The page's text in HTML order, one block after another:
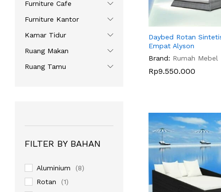
Daybed Rotan
Empat Alyson
Brand: Rumah Mebel
Rp9.550.000
Rp9.550.000
Furniture Cafe
Furniture Kantor
Kamar Tidur
Ruang Makan
Ruang Tamu
FILTER BY BAHAN
Aluminium (8)
Rotan (1)